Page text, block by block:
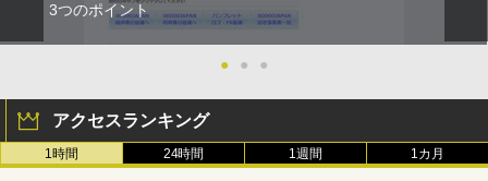
3つのポイント
● ● ●
アクセスランキング
1時間 24時間 1週間 1カ月